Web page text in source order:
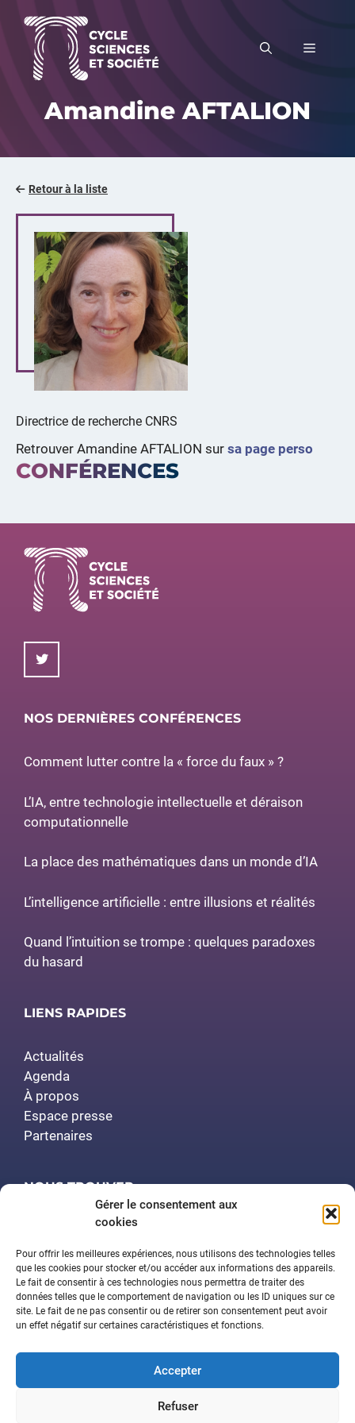
Gérer le consentement aux
cookies
Pour offrir les meilleures expériences, nous utilisons des technologies telles
que les cookies pour stocker et/ou accéder aux informations des appareils.
Le fait de consentir à ces technologies nous permettra de traiter des
données telles que le comportement de navigation ou les ID uniques sur ce
site. Le fait de ne pas consentir ou de retirer son consentement peut avoir
un effet négatif sur certaines caractéristiques et fonctions.
Accepter
Refuser
contenu
MENU
Amandine AFTALION
Retour à la liste
Directrice de recherche CNRS
Retrouver Amandine AFTALION sur sa page perso
CONFÉRENCES
NOS DERNIÈRES CONFÉRENCES
Comment lutter contre la « force du faux » ?
L’IA, entre technologie intellectuelle et déraison
computationnelle
La place des mathématiques dans un monde d’IA
L’intelligence artificielle : entre illusions et réalités
Quand l’intuition se trompe : quelques paradoxes
du hasard
LIENS RAPIDES
Actualités
Agenda
À propos
Espace presse
Partenaires
NOUS TROUVER
Polytech Nancy
Amphithéâtre Demange
2 rue Jean Lamour
54519 Vandœuvre-lès-Nancy
Contactez-nous
Mentions légales